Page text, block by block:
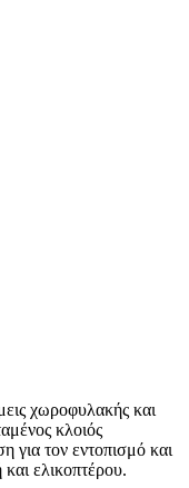
χωροφυλακής και
κλοιός
για τον εντοπισμό και
ελικοπτέρου.